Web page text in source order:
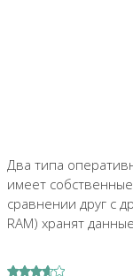
Два типа
имеет
сравнении друг с
RAM) хранят